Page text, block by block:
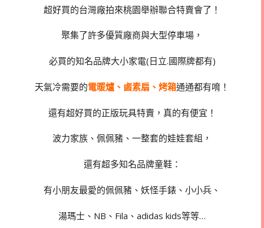
超好買的台灣廠拍來桃園舉辦聯合特賣會了！
聚集了許多優質廠商與大型停車場，
必買的知名品牌大小家電(日立.國際牌都有)
天氣冷需要的電暖爐、鹵素扇、烤箱通通都有唷！
還有超好買的正版玩具特賣，真的有便宜！
波力家族、佩佩豬、一整套的娃娃套組，
還有超多知名品牌童鞋：
有小朋友最愛的佩佩豬、妖怪手錶、小小兵、
湯瑪士、NB、Fila、adidas kids等等…